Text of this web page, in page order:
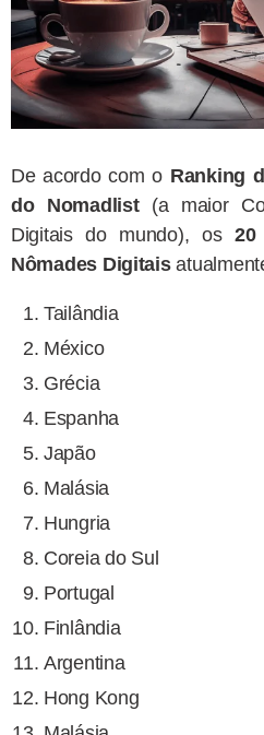
De acordo com o Ranking
do Nomadlist(a maior
Digitais do mundo), os 20
Nômades Digitais
Tailândia
México
Grécia
Espanha
Japão
Malásia
Hungria
Coreia do Sul
Portugal
Finlândia
Argentina
Hong Kong